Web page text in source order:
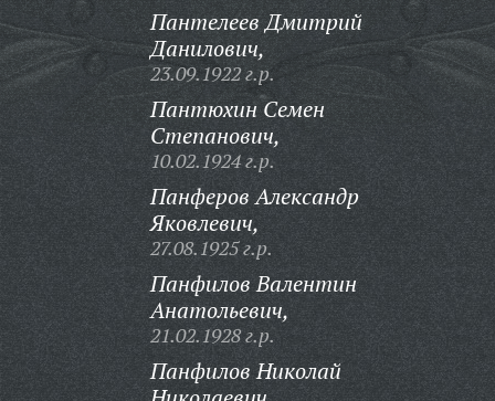
Пантелеев Дмитрий
Данилович,
23.09.1922 г.р.
Пантюхин Семен
Степанович,
10.02.1924 г.р.
Панферов Александр
Яковлевич,
27.08.1925 г.р.
Панфилов Валентин
Анатольевич,
21.02.1928 г.р.
Панфилов Николай